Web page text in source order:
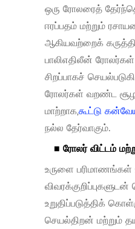
ஒரு ரோலரைத்
ஈரப்பதம் மற்றும்
ஆகியவற்றைக்
பாலிஎதிலீன்
சிறப்பாகச்
ரோலர்கள் வறண்ட
மாற்றாக,கூட்டு
நல்ல தேர்வாகும்.
■ ரோலர் விட்டம்
உருளை
உறுதிப்படுத்திக்
செயல்திறன் மற்றும்